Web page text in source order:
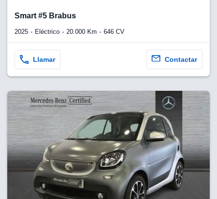
Smart #5 Brabus
2025 Eléctrico 20.000 Km 646 CV
Llamar Contactar